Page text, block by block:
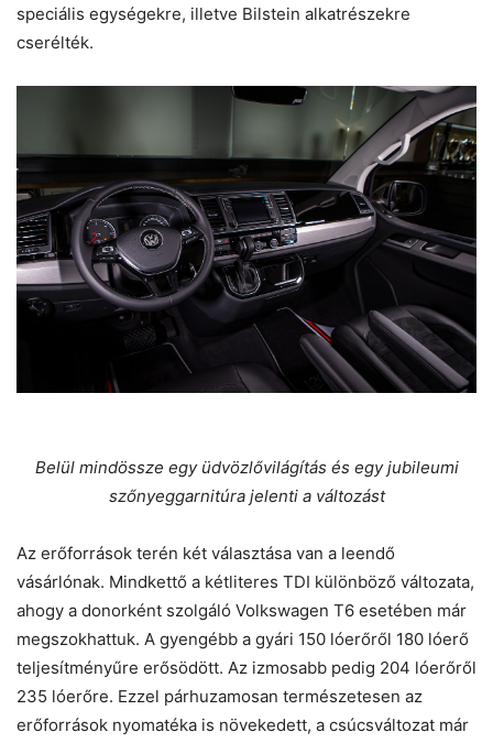
speciális egységekre, illetve Bilstein alkatrészekre
cserélték.
Belül mindössze egy üdvözlővilágítás és egy jubileumi
szőnyeggarnitúra jelenti a változást
Az erőforrások terén két választása van a leendő
vásárlónak. Mindkettő a kétliteres TDI különböző változata,
ahogy a donorként szolgáló Volkswagen T6 esetében már
megszokhattuk. A gyengébb a gyári 150 lóerőről 180 lóerő
teljesítményűre erősödött. Az izmosabb pedig 204 lóerőről
235 lóerőre. Ezzel párhuzamosan természetesen az
erőforrások nyomatéka is növekedett, a csúcsváltozat már